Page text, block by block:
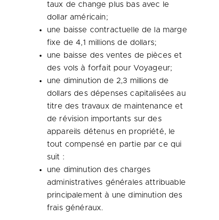
taux de change plus bas avec le
dollar américain;
une baisse contractuelle de la marge
fixe de 4,1 millions de dollars;
une baisse des ventes de pièces et
des vols à forfait pour Voyageur;
une diminution de 2,3 millions de
dollars des dépenses capitalisées au
titre des travaux de maintenance et
de révision importants sur des
appareils détenus en propriété, le
tout compensé en partie par ce qui
suit :
une diminution des charges
administratives générales attribuable
principalement à une diminution des
frais généraux.